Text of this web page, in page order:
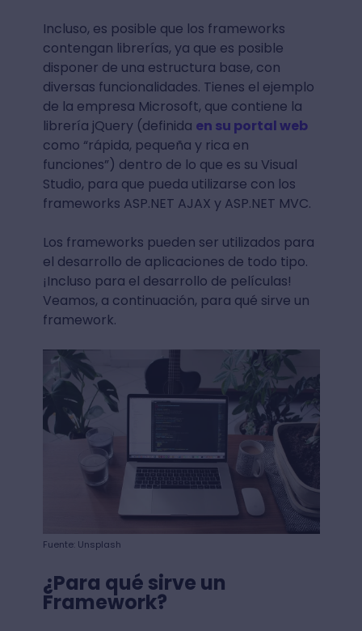
Incluso, es posible que los frameworks
contengan librerías, ya que es posible
disponer de una estructura base, con
diversas funcionalidades. Tienes el ejemplo
de la empresa Microsoft, que contiene la
librería jQuery (definida en su portal web
como “rápida, pequeña y rica en
funciones”) dentro de lo que es su Visual
Studio, para que pueda utilizarse con los
frameworks ASP.NET AJAX y ASP.NET MVC.
Los frameworks pueden ser utilizados para
el desarrollo de aplicaciones de todo tipo.
¡Incluso para el desarrollo de películas!
Veamos, a continuación, para qué sirve un
framework.
Fuente: Unsplash
¿Para qué sirve un
Framework?